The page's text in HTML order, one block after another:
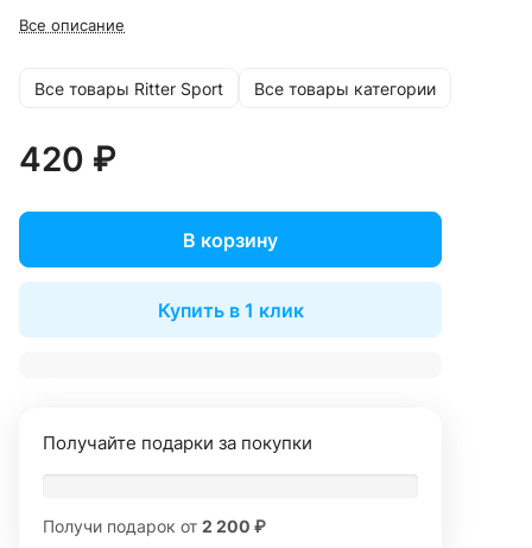
Все описание
Все товары Ritter Sport Все товары категории
420 ₽
В корзину
Купить в 1 клик
Получайте подарки за покупки
Получи подарок от 2 200 ₽